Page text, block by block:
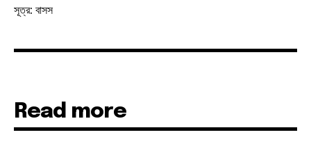
সূত্র: বাসস
Read more